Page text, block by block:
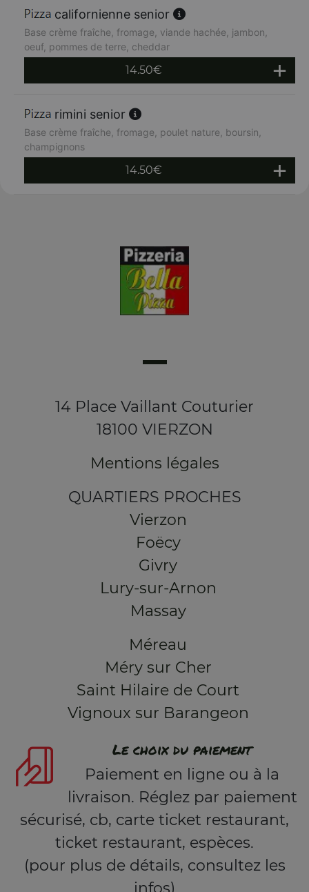
californienne senior
Base crème fraîche, fromage, viande hachée, jambon,
oeuf, pommes de terre, cheddar
14.50€
rimini senior
Base crème fraîche, fromage, poulet nature, boursin,
champignons
14.50€
14 Place Vaillant Couturier
18100 VIERZON
Mentions légales
QUARTIERS PROCHES
Vierzon
Foëcy
Givry
Lury-sur-Arnon
Massay
Méreau
Méry sur Cher
Saint Hilaire de Court
Vignoux sur Barangeon
Le choix du paiement
Paiement en ligne ou à la
livraison. Réglez par paiement
sécurisé, cb, carte ticket restaurant,
ticket restaurant, espèces.
(pour plus de détails, consultez les